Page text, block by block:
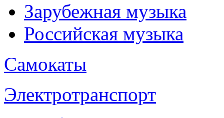
Зарубежная музыка
Российская музыка
Самокаты
Электротранспорт